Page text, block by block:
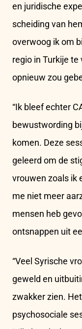
en juridische
scheiding van
overwoog ik om
regio in Turkije
opnieuw zou
“Ik bleef echter
bewustwording
komen. Deze
geleerd om de
vrouwen zoals ik
me niet meer
mensen heb
ontsnappen uit
“Veel Syrische
geweld en
zwakker zien.
psychosociale